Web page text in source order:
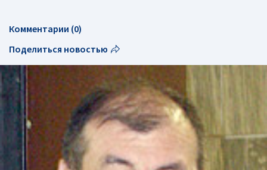
Комментарии (0)
Поделиться новостью